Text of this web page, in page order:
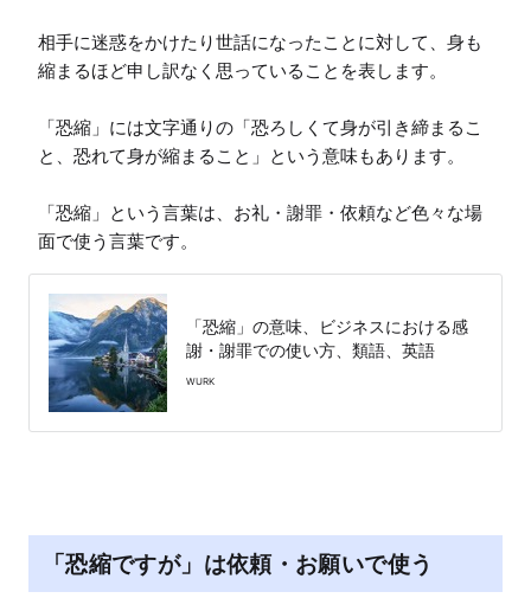
相手に迷惑をかけたり世話になったことに対して、身も
縮まるほど申し訳なく思っていることを表します。
「恐縮」には文字通りの「恐ろしくて身が引き締まるこ
と、恐れて身が縮まること」という意味もあります。
「恐縮」という言葉は、お礼・謝罪・依頼など色々な場
面で使う言葉です。
「恐縮」の意味、ビジネスにおける感
謝・謝罪での使い方、類語、英語
WURK
「恐縮ですが」は依頼・お願いで使う